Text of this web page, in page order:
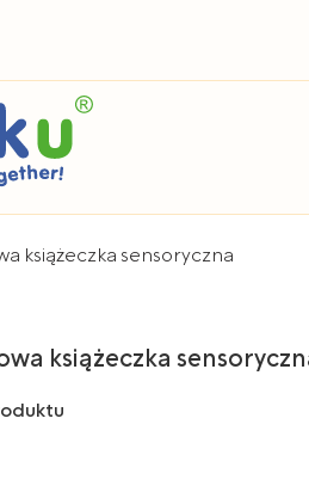
książeczka sensoryczna
książeczka